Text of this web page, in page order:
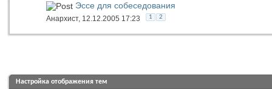
Эссе для собеседования
Анархист, 12.12.2005 17:23 1 2
Настройка отображения тем